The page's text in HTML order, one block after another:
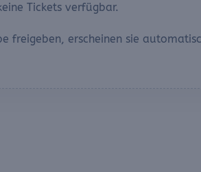
Tickets verfügbar.
freigeben, erscheinen sie